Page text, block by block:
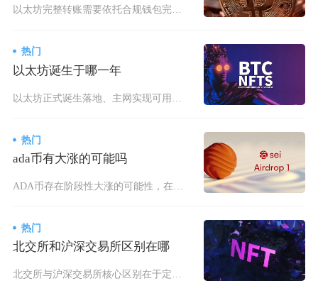
以太坊完整转账需要依托合规钱包完成地址核验、Gas费用配置、私钥签名上链三大核心环节，主流
热门
以太坊诞生于哪一年
热门
ada币有大涨的可能吗
热门
北交所和沪深交易所区别在哪